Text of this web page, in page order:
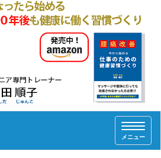
T
o
g
メニュー